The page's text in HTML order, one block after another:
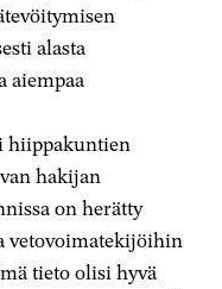
alasta
aiempaa
hiippakuntien
hakijan
on herätty
vetovoimatekijöihin
tieto olisi hyvä